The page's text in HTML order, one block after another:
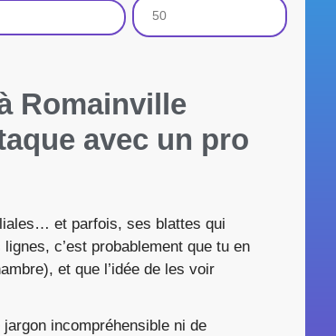
Romainville
avec un pro
et parfois, ses blattes qui
c’est probablement que tu en
et que l’idée de les voir
incompréhensible ni de